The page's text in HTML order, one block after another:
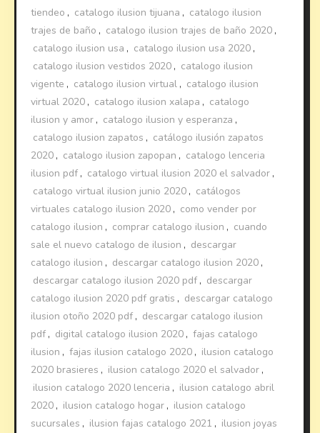
tiendeo , catalogo ilusion tijuana , catalogo ilusion
trajes de baño , catalogo ilusion trajes de baño 2020 ,
catalogo ilusion usa , catalogo ilusion usa 2020 ,
catalogo ilusion vestidos 2020 , catalogo ilusion
vigente , catalogo ilusion virtual , catalogo ilusion
virtual 2020 , catalogo ilusion xalapa , catalogo
ilusion y amor , catalogo ilusion y esperanza ,
catalogo ilusion zapatos , catálogo ilusión zapatos
2020 , catalogo ilusion zapopan , catalogo lenceria
ilusion pdf , catalogo virtual ilusion 2020 el salvador ,
catalogo virtual ilusion junio 2020 , catálogos
virtuales catalogo ilusion 2020 , como vender por
catalogo ilusion , comprar catalogo ilusion , cuando
sale el nuevo catalogo de ilusion , descargar
catalogo ilusion , descargar catalogo ilusion 2020 ,
descargar catalogo ilusion 2020 pdf , descargar
catalogo ilusion 2020 pdf gratis , descargar catalogo
ilusion otoño 2020 pdf , descargar catalogo ilusion
pdf , digital catalogo ilusion 2020 , fajas catalogo
ilusion , fajas ilusion catalogo 2020 , ilusion catalogo
2020 brasieres , ilusion catalogo 2020 el salvador ,
ilusion catalogo 2020 lenceria , ilusion catalogo abril
2020 , ilusion catalogo hogar , ilusion catalogo
sucursales , ilusion fajas catalogo 2021 , ilusion joyas